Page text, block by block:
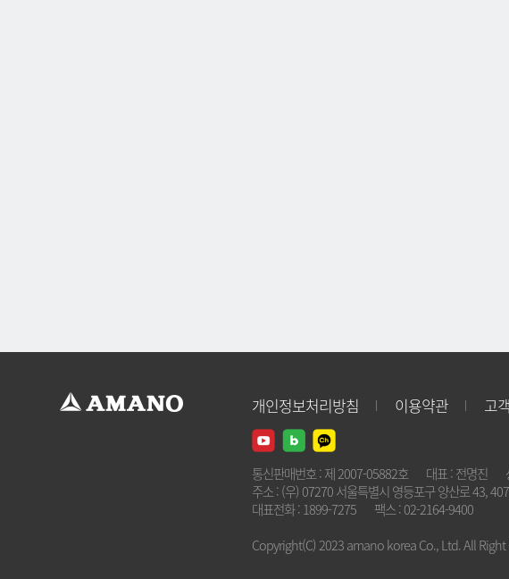
개인정보처리방침 이용약관 고
통신판매번호 : 제 2007-05882호 대표 : 전명진
주소 : (우) 07270 서울특별시 영등포구 양산로 43,
대표전화 : 1899-7275
팩스 : 02-2164-9400
Copyright(C) 2023 amano korea Co., Ltd. All